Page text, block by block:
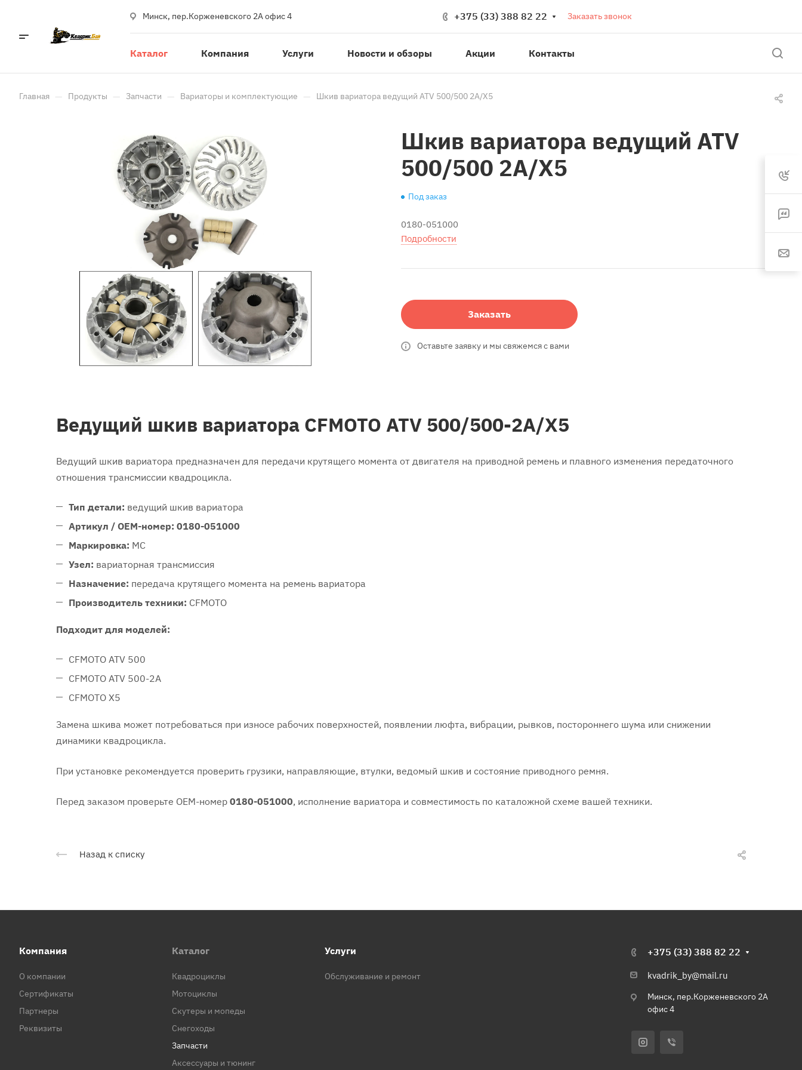
Минск, пер.Корженевского 2А офис 4 +375 (33) 388 82 22 Заказать звонок
Каталог Компания Услуги Новости и обзоры Акции Контакты
Главная — Продукты — Запчасти — Вариаторы и комплектующие — Шкив вариатора ведущий ATV 500/500 2A/X5
Шкив вариатора ведущий ATV
500/500 2A/X5
Под заказ
0180-051000
Подробности
Заказать
Оставьте заявку и мы свяжемся с вами
Ведущий шкив вариатора CFMOTO ATV 500/500-2A/X5
Ведущий шкив вариатора предназначен для передачи крутящего момента от двигателя на приводной ремень и плавного изменения передаточного
отношения трансмиссии квадроцикла.
Тип детали: ведущий шкив вариатора
Артикул / OEM-номер: 0180-051000
Маркировка: MC
Узел: вариаторная трансмиссия
Назначение: передача крутящего момента на ремень вариатора
Производитель техники: CFMOTO
Подходит для моделей:
CFMOTO ATV 500
CFMOTO ATV 500-2A
CFMOTO X5
Замена шкива может потребоваться при износе рабочих поверхностей, появлении люфта, вибрации, рывков, постороннего шума или снижении
динамики квадроцикла.
При установке рекомендуется проверить грузики, направляющие, втулки, ведомый шкив и состояние приводного ремня.
Перед заказом проверьте OEM-номер 0180-051000, исполнение вариатора и совместимость по каталожной схеме вашей техники.
Назад к списку
Компания
О компании
Сертификаты
Партнеры
Реквизиты
Каталог
Квадроциклы
Мотоциклы
Скутеры и мопеды
Снегоходы
Запчасти
Аксессуары и тюнинг
Услуги
Обслуживание и ремонт
+375 (33) 388 82 22
kvadrik_by@mail.ru
Минск, пер.Корженевского 2А
офис 4